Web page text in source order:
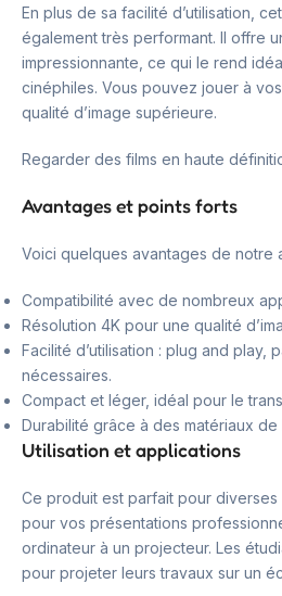
En plus de sa facilité d’utilisation,
également très performant. Il offre
impressionnante, ce qui le rend
cinéphiles. Vous pouvez jouer à
qualité d’image supérieure.
Regarder des films en haute
Avantages et points forts
Voici quelques avantages de notre
Compatibilité avec de nombreux
Résolution 4K pour une qualité
Facilité d’utilisation : plug and play,
nécessaires.
Compact et léger, idéal pour le
Durabilité grâce à des matériaux de
Utilisation et applications
Ce produit est parfait pour diverses
pour vos présentations
ordinateur à un projecteur. Les
pour projeter leurs travaux sur un